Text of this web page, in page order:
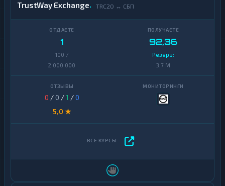
TrustWay Exchange TRC20 ↔ СБП
1
100 /
2 000 000
92,36
Резерв:
3,7 M
0 / 0 /1 /0
5,0 ★